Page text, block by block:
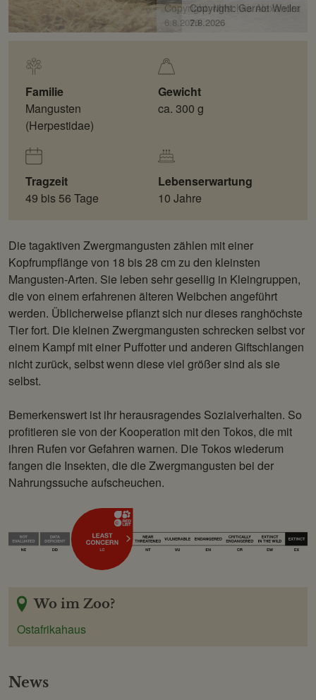
Copyright: Mitschka Alexandra
6.8.2026
Familie
Mangusten
(Herpestidae)
Gewicht
ca. 300 g
Tragzeit
49 bis 56 Tage
Lebenserwartung
10 Jahre
Die tagaktiven Zwergmangusten zählen mit einer
Kopfrumpflänge von 18 bis 28 cm zu den kleinsten
Mangusten-Arten. Sie leben sehr gesellig in Kleingruppen,
die von einem erfahrenen älteren Weibchen angeführt
werden. Üblicherweise pflanzt sich nur dieses ranghöchste
Tier fort. Die kleinen Zwergmangusten schrecken selbst vor
einem Kampf mit einer Puffotter und anderen Giftschlangen
nicht zurück, selbst wenn diese viel größer sind als sie
selbst.
Bemerkenswert ist ihr herausragendes Sozialverhalten. So
profitieren sie von der Kooperation mit den Tokos, die mit
ihren Rufen vor Gefahren warnen. Die Tokos wiederum
fangen die Insekten, die die Zwergmangusten bei der
Nahrungssuche aufscheuchen.
Wo im Zoo?
Ostafrikahaus
News